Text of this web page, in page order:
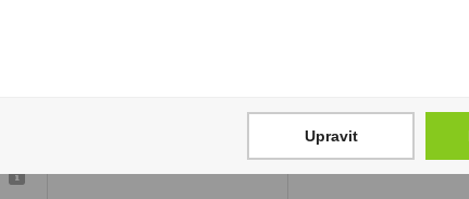
209 Kč
Skladem:5 - 50 ks
Upravit